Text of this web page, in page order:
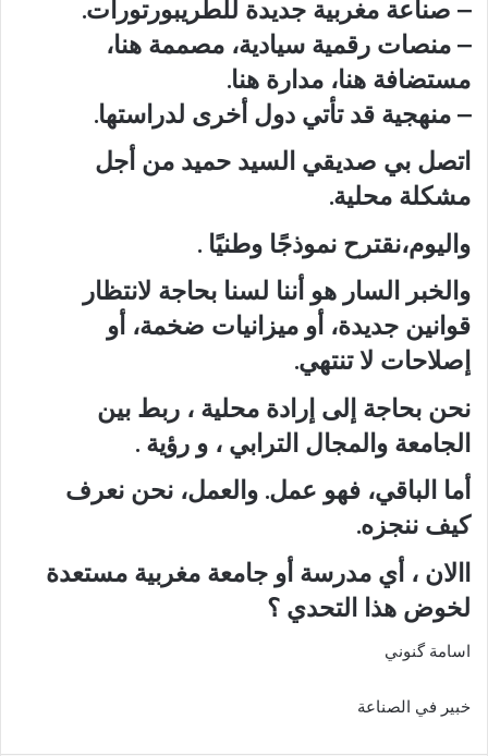
– صناعة مغربية جديدة للطريبورتورات.
– منصات رقمية سيادية، مصممة هنا،
مستضافة هنا، مدارة هنا.
– منهجية قد تأتي دول أخرى لدراستها.
اتصل بي صديقي السيد حميد من أجل
مشكلة محلية.
واليوم،نقترح نموذجًا وطنيًا .
والخبر السار هو أننا لسنا بحاجة لانتظار
قوانين جديدة، أو ميزانيات ضخمة، أو
إصلاحات لا تنتهي.
نحن بحاجة إلى إرادة محلية ، ربط بين
الجامعة والمجال الترابي ، و رؤية .
أما الباقي، فهو عمل. والعمل، نحن نعرف
كيف ننجزه.
االان ، أي مدرسة أو جامعة مغربية مستعدة
لخوض هذا التحدي ؟
اسامة گنوني
خبير في الصناعة